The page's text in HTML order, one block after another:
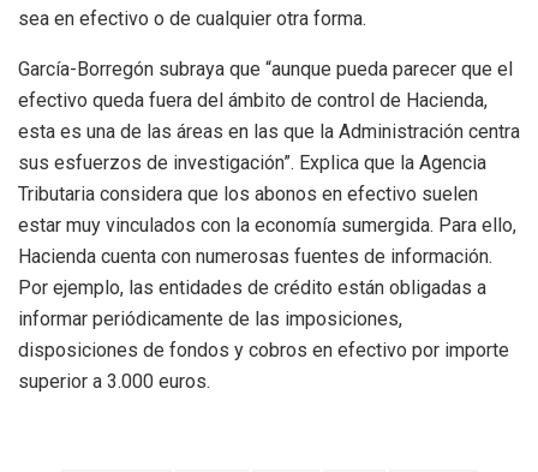
sea en efectivo o de cualquier otra forma.
García-Borregón subraya que “aunque pueda parecer que el
efectivo queda fuera del ámbito de control de Hacienda,
esta es una de las áreas en las que la Administración centra
sus esfuerzos de investigación”. Explica que la Agencia
Tributaria considera que los abonos en efectivo suelen
estar muy vinculados con la economía sumergida. Para ello,
Hacienda cuenta con numerosas fuentes de información.
Por ejemplo, las entidades de crédito están obligadas a
informar periódicamente de las imposiciones,
disposiciones de fondos y cobros en efectivo por importe
superior a 3.000 euros.